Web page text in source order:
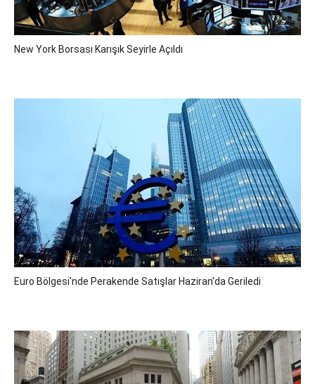
New York Borsası Karışık Seyirle Açıldı
Euro Bölgesi'nde Perakende Satışlar Haziran'da Geriledi